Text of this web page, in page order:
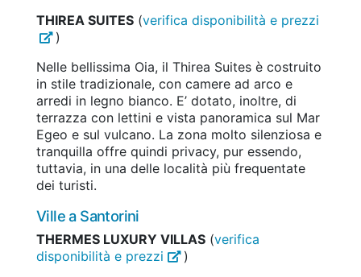
THIREA SUITES (verifica disponibilità e prezzi
)
Nelle bellissima Oia, il Thirea Suites è costruito
in stile tradizionale, con camere ad arco e
arredi in legno bianco. E’ dotato, inoltre, di
terrazza con lettini e vista panoramica sul Mar
Egeo e sul vulcano. La zona molto silenziosa e
tranquilla offre quindi privacy, pur essendo,
tuttavia, in una delle località più frequentate
dei turisti.
Ville a Santorini
THERMES LUXURY VILLAS (verifica
disponibilità e prezzi
)